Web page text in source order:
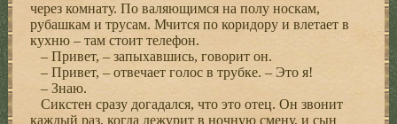
через комнату. По валяющимся на полу носкам,
рубашкам и трусам. Мчится по коридору и влетает в
кухню – там стоит телефон.
– Привет, – запыхавшись, говорит он.
– Привет, – отвечает голос в трубке. – Это я!
– Знаю.
Сикстен сразу догадался, что это отец. Он звонит
каждый раз, когда дежурит в ночную смену, и сын